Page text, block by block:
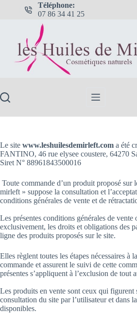
Téléphone:
07 86 34 41 25
Le site www.leshuilesdemirleft.com a été
FANTINO, 46 rue elysee coustere, 64270
Siret N° 88961843500016
Toute commande d’un produit proposé sur
mirleft » suppose la consultation et
conditions générales de vente et de
Les présentes conditions générales de
exclusivement, les droits et obligations des
ligne des produits proposés sur le site.
Elles règlent toutes les étapes nécessaires à
commande et assurent le suivi de cette
présentes s’appliquent à l’exclusion de tout
Les produits en vente sont ceux qui figurent
consultation du site par l’utilisateur et dans
disponibles.